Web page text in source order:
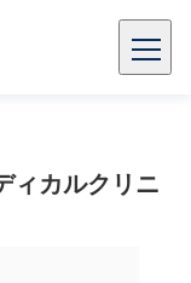
カルクリニ